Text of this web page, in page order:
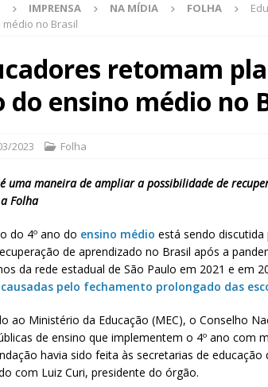
IMPRENSA NA MÍDIA FOLHA
no Brasil
retomam
do ensino médio no
2023 Folha
uma maneira de ampliar a possibilidade de
Folha
do 4º ano do ensino médio está sendo
de aprendizado no Brasil após a
da rede estadual de São Paulo em 2021 e em
pelo fechamento prolongado das
ao Ministério da Educação (MEC), o Conselho
de ensino que implementem o 4º ano com
havia sido feita às secretarias de
com Luiz Curi, presidente do órgão.